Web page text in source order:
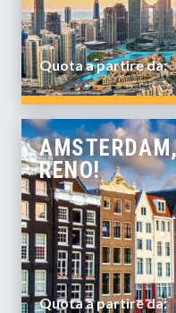
Quota a partire da:
RENO!
Quota a partire da: